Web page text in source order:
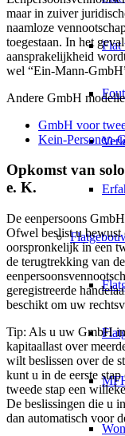
Flat
maar in zuiver
naamloze
toegestaan. In het
aansprakelijkheid
wel “Ein-Mann-
Andere GmbH
GmbH voor
Kein-Personen-
Opkomst van
e. K.
De eenpersoons
Ofwel beslist u bewust
oorspronkelijk in een
de terugtrekking van
geregistreerde
beschikt om uw
Tip: Als u uw GmbH
kapitaallast over
wilt beslissen over de
kunt u in de eerste
tweede stap een
De beslissingen die u
dan automatisch voor